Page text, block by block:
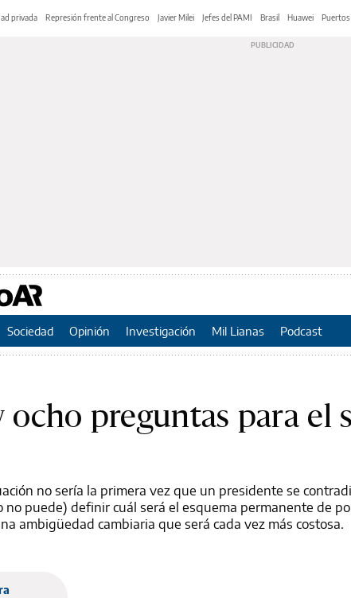
privada Represión frente al Congreso Javier Milei Jefes del PAMI Brasil Huawei Puertos
Sociedad Opinión Investigación Mil Lianas Podcast
ocho preguntas para el
no sería la primera vez que un presidente se
no puede) definir cuál será el esquema permanente de
ambigüedad cambiaria que será cada vez más costosa.